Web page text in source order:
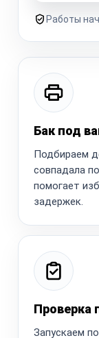
Работы
Бак под
Подбираем
совпадала
помогает
задержек.
Проверка
Запускаем